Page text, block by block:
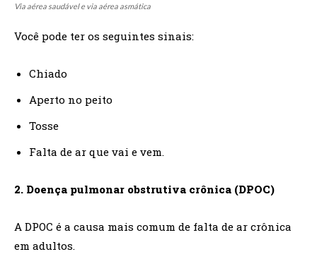
Via aérea saudável e via aérea asmática
Você pode ter os seguintes sinais:
Chiado
Aperto no peito
Tosse
Falta de ar que vai e vem.
2. Doença pulmonar obstrutiva crônica (DPOC)
A DPOC é a causa mais comum de falta de ar crônica
em adultos.